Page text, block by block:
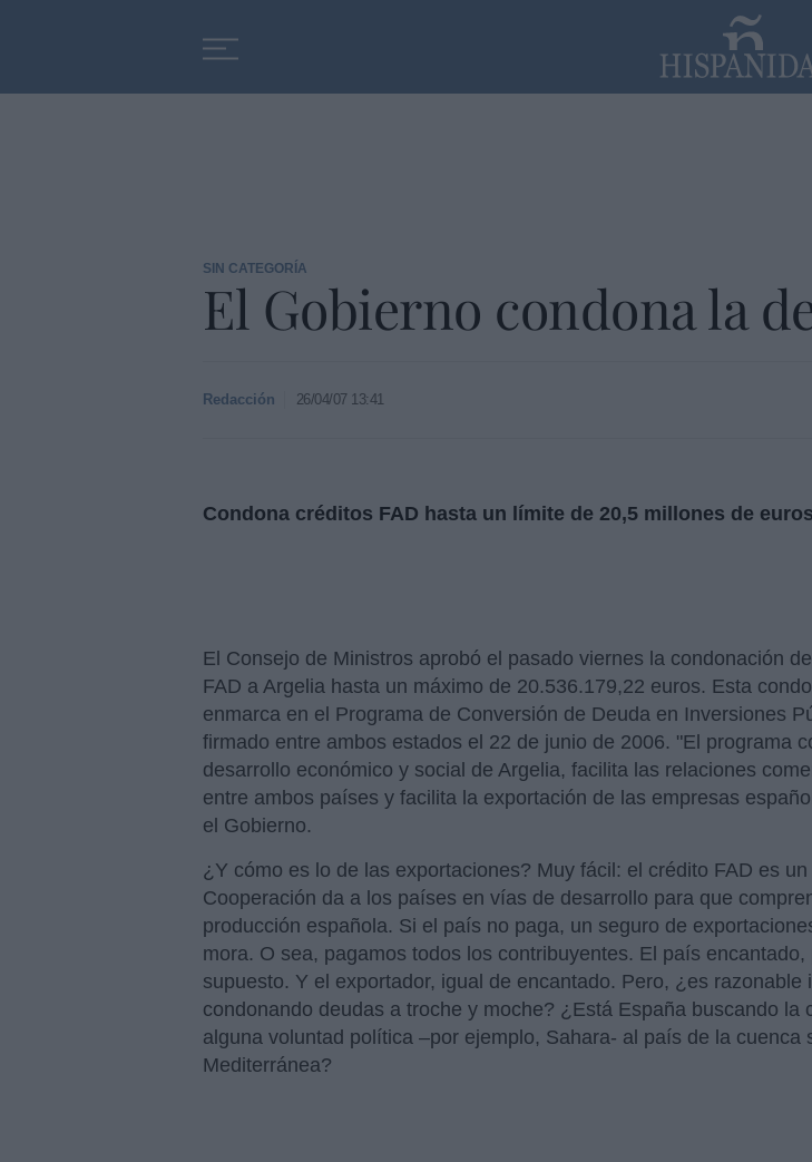
SIN CATEGORÍA
El Gobierno condona la
Redacción 26/04/07 13:41
Condona créditos FAD hasta un límite de 20,5 millones de euros
El Consejo de Ministros aprobó el pasado viernes la condonación
FAD a Argelia hasta un máximo de 20.536.179,22 euros. Esta
enmarca en el Programa de Conversión de Deuda en Inversiones
firmado entre ambos estados el 22 de junio de 2006. "El programa
desarrollo económico y social de Argelia, facilita las relaciones
entre ambos países y facilita la exportación de las empresas
el Gobierno.
¿Y cómo es lo de las exportaciones? Muy fácil: el crédito FAD es
Cooperación da a los países en vías de desarrollo para que
producción española. Si el país no paga, un seguro de
mora. O sea, pagamos todos los contribuyentes. El país encantado,
supuesto. Y el exportador, igual de encantado. Pero, ¿es razonable
condonando deudas a troche y moche? ¿Está España buscando la
alguna voluntad política –por ejemplo, Sahara- al país de la cuenca
Mediterránea?